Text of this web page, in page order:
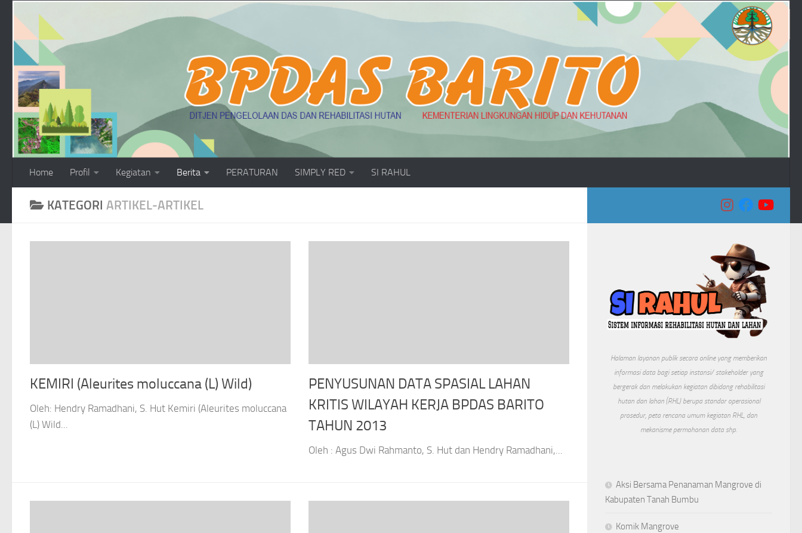
Skip to content
Home Profil Kegiatan Berita PERATURAN SIMPLY RED SI RAHUL
KATEGORI ARTIKEL-ARTIKEL
KEMIRI (Aleurites moluccana (L) Wild)
Oleh: Hendry Ramadhani, S. Hut Kemiri (Aleurites moluccana
(L) Wild...
PENYUSUNAN DATA SPASIAL LAHAN
KRITIS WILAYAH KERJA BPDAS BARITO
TAHUN 2013
Oleh : Agus Dwi Rahmanto, S. Hut dan Hendry Ramadhani,...
Halaman layanan publik secara online yang memberikan
informasi data bagi setiap instansi/ stakeholder yang
bergerak dan melakukan kegiatan dibidang rehabilitasi
hutan dan lahan (RHL) berupa standar operasional
prosedur, peta rencana umum kegiatan RHL, dan
mekanisme permohonan data shp.
Aksi Bersama Penanaman Mangrove di
Kabupaten Tanah Bumbu
Komik Mangrove